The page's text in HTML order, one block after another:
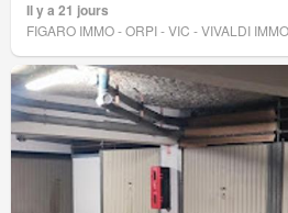
Il y a 21 jours
FIGARO IMMO - ORPI - VIC - VIVALDI